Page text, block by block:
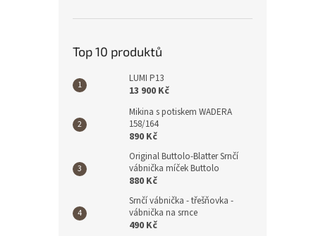
Top 10 produktů
LUMI P13
13 900 Kč
Mikina s potiskem WADERA
158/164
890 Kč
Original Buttolo-Blatter Srnčí
vábnička míček Buttolo
880 Kč
Srnčí vábnička - třešňovka -
vábnička na srnce
490 Kč